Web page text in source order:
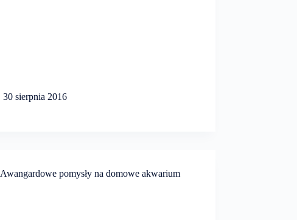
30 sierpnia 2016
Awangardowe pomysły na domowe akwarium